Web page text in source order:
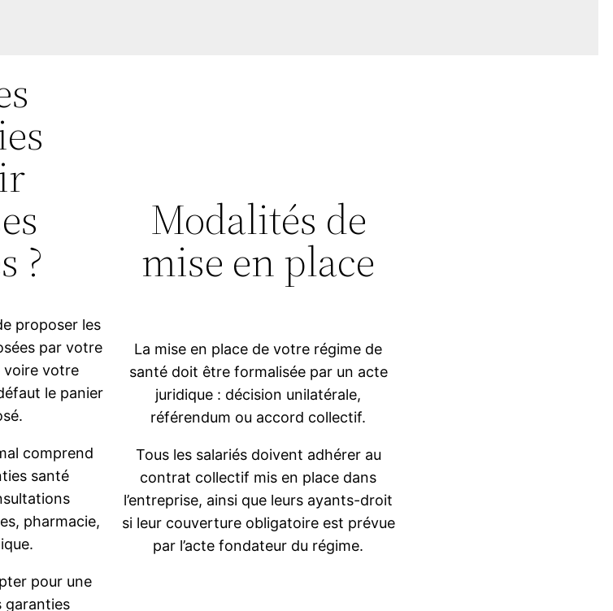
?
proposer les
par votre
voire votre
le panier
comprend
santé
pharmacie,
pour une
garanties
Modalités de
mise en place
La mise en place de votre régime de
santé doit être formalisée par un acte
juridique : décision unilatérale,
référendum ou accord collectif.
Tous les salariés doivent adhérer au
contrat collectif mis en place dans
l’entreprise, ainsi que leurs ayants-droit
si leur couverture obligatoire est prévue
par l’acte fondateur du régime.